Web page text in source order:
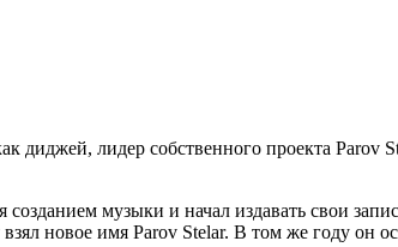
лидер собственного проекта Parov
музыки и начал издавать свои
новое имя Parov Stelar. В том же году он